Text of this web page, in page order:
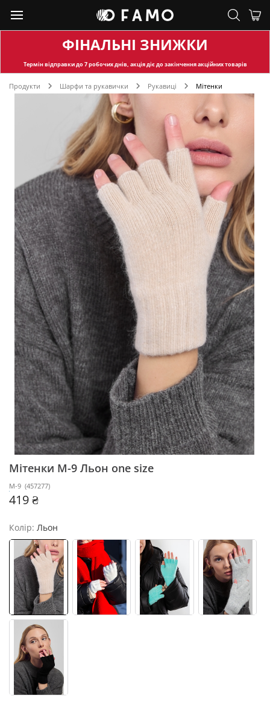
ФІНАЛЬНІ ЗНИЖКИ
Термін відправкидо 7 робочих днів, акція діє до закінчення акційних товарів
Продукти Шарфи та рукавички Рукавиці Мітенки
Мітенки M-9 Льон one size
M-9 (457277)
419 ₴
Колір: Льон